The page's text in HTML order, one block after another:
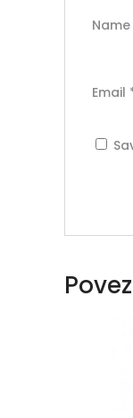
Name
Email